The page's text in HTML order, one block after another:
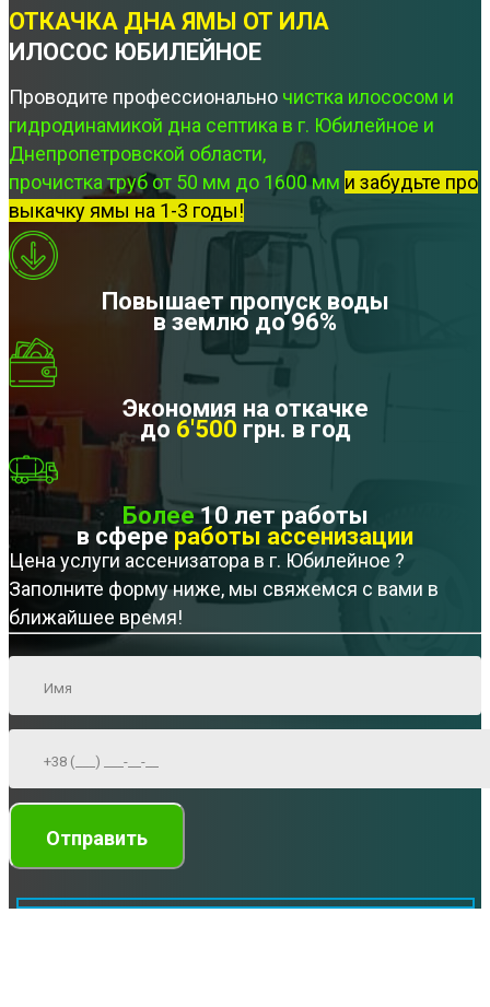
ОТКАЧКА ДНА ЯМЫ ОТ ИЛА
ИЛОСОС ЮБИЛЕЙНОЕ
Проводите профессионально чистка илососом и
гидродинамикой дна септика в г. Юбилейное и
Днепропетровской области,
прочистка труб от 50 мм до 1600 мм и забудьте про
выкачку ямы на 1-3 годы!
Повышает пропуск воды
в землю до 96%
Экономия на откачке
до 6'500 грн. в год
Более10 лет работы
в сфере работы ассенизации
Цена услуги ассенизатора в г. Юбилейное ?
Заполните форму ниже, мы свяжемся с вами в
ближайшее время!